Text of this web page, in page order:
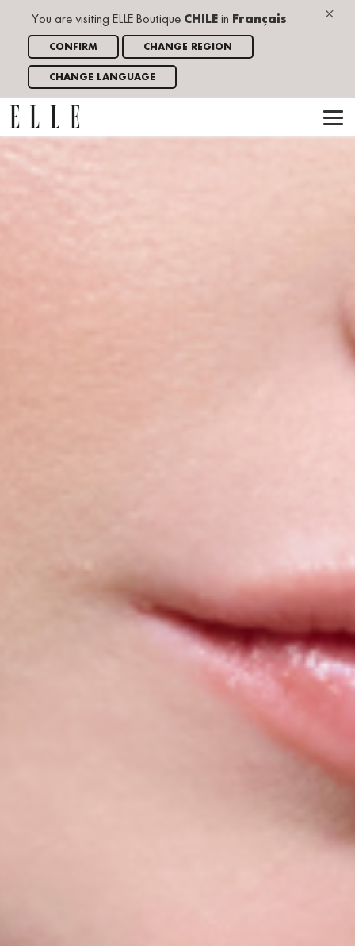
×
You are visiting ELLE Boutique CHILE in Français.
CONFIRM CHANGE REGION
CHANGE LANGUAGE